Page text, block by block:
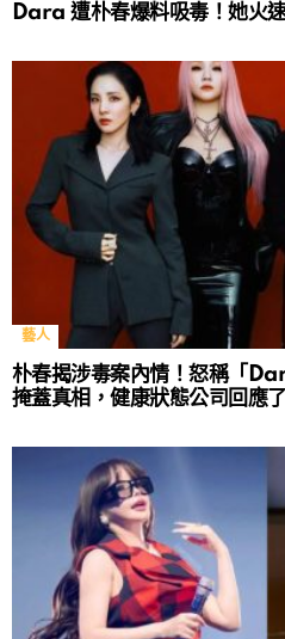
Dara 遭朴春爆料吸毒！她火
藝人
朴春揭涉毒案內情！怒稱「
掩蓋真相，健康狀態公司回應了